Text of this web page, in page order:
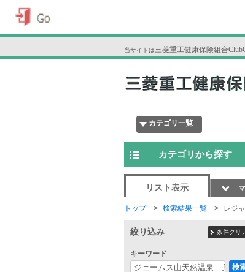
当サイトは三菱重工健康保険組合
カテゴリ一覧
カテゴリから探す
リスト表示
トップ 検索結果一覧 レジ
絞り込み 条件クリ
キーワード
検